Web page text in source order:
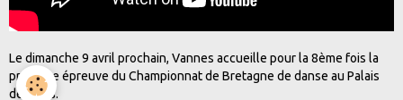
Le dimanche 9 avril prochain, Vannes accueille pour la 8ème fois la
première épreuve du Championnat de Bretagne de danse au Palais
des Arts.